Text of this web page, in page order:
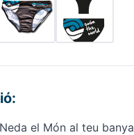
el Món al teu